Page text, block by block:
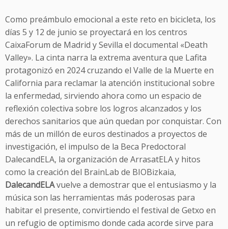
Como preámbulo emocional a este reto en bicicleta, los
días 5 y 12 de junio se proyectará en los centros
CaixaForum de Madrid y Sevilla el documental «Death
Valley». La cinta narra la extrema aventura que Lafita
protagonizó en 2024 cruzando el Valle de la Muerte en
California para reclamar la atención institucional sobre
la enfermedad, sirviendo ahora como un espacio de
reflexión colectiva sobre los logros alcanzados y los
derechos sanitarios que aún quedan por conquistar. Con
más de un millón de euros destinados a proyectos de
investigación, el impulso de la Beca Predoctoral
DalecandELA, la organización de ArrasatELA y hitos
como la creación del BrainLab de BIOBizkaia,
DalecandELAvuelve a demostrar que el entusiasmo y la
música son las herramientas más poderosas para
habitar el presente, convirtiendo el festival de Getxo en
un refugio de optimismo donde cada acorde sirve para